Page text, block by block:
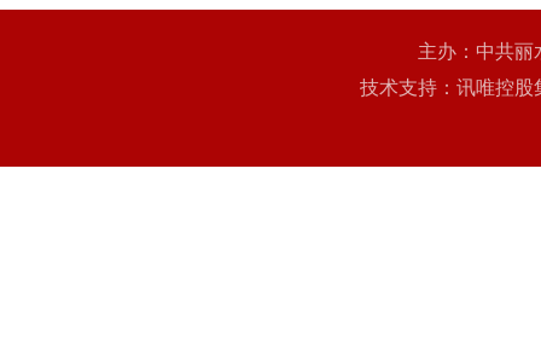
主办：中共
技术支持：讯唯控